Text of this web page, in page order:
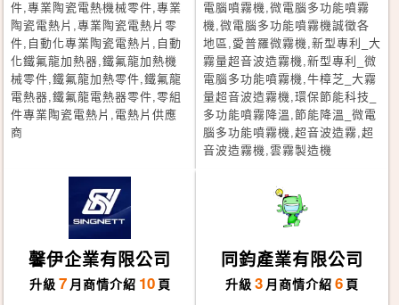
件,專業陶瓷電熱機械零件,專業
陶瓷電熱片,專業陶瓷電熱片零
件,自動化專業陶瓷電熱片,自動
化鐵氟龍加熱器,鐵氟龍加熱機
械零件,鐵氟龍加熱零件,鐵氟龍
電熱器,鐵氟龍電熱器零件,零組
件專業陶瓷電熱片,電熱片供應
商
電腦噴霧機,微電腦多功能噴霧
機,微電腦多功能噴霧機誠徵各
地區,愛普羅微霧機,新型專利_大
霧量超音波造霧機,新型專利_微
電腦多功能噴霧機,牛樟芝_大霧
量超音波造霧機,環保節能科技_
多功能噴霧降溫,節能降溫_微電
腦多功能噴霧機,超音波造霧,超
音波造霧機,雲霧製造機
馨伊企業有限公司
升級 7 月商情介紹 10 頁
同鈞產業有限公司
升級 3 月商情介紹 6 頁